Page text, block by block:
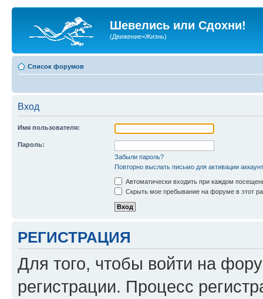
Шевелись или Сдохни!
(Движение=Жизнь)
Список форумов
Вход
Имя пользователя:
Пароль:
Забыли пароль?
Повторно выслать письмо для активации
Автоматически входить при каждом
Скрыть мое пребывание на форуме в этот
РЕГИСТРАЦИЯ
Для того, чтобы войти на
регистрации. Процесс